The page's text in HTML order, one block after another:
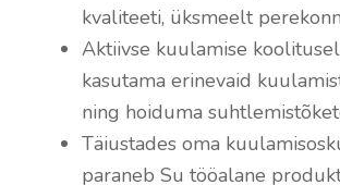
kvaliteeti, üksmeelt
Aktiivse kuulamise
kasutama erinevaid
ning hoiduma
Täiustades oma
paraneb Su tööalane